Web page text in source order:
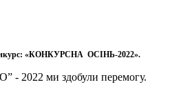
«КОНКУРСНА ОСІНЬ-2022».
2022 ми здобули перемогу.